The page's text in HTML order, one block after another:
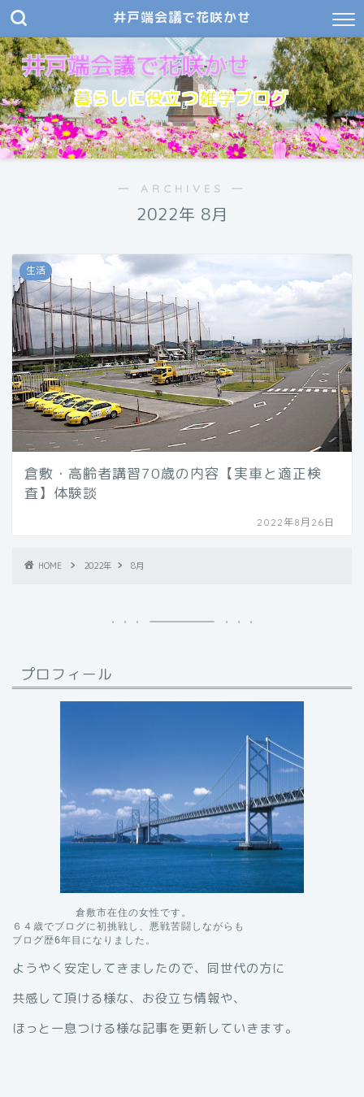
井戸端会議で花咲かせ
暮らしに役立つ雑学ブログ
― ARCHIVES ―
2022年 8月
生活
倉敷・高齢者講習70歳の内容【実車と適正検
査】体験談
2022年8月26日
HOME 2022年 8月
プロフィール
倉敷市在住の女性です。
６４歳でブログに初挑戦し、悪戦苦闘しながらも
ブログ歴6年目になりました。
ようやく安定してきましたので、同世代の方に
共感して頂ける様な、お役立ち情報や、
ほっと一息つける様な記事を更新していきます。